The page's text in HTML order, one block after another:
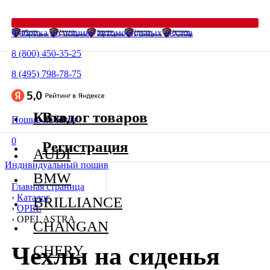
Фабрика по пошиву автомобильных чехлов
8 (800) 450-35-25
8 (495) 798-78-75
Пошив на заказ
0
Индивидуальный пошив
Главная страница
› Каталог
› OPEL
› OPEL ASTRA
Чехлы на сиденья
Каталог товаров
AUDI
BMW
BRILLIANCE
CHANGAN
CHERY
Вход
Регистрация